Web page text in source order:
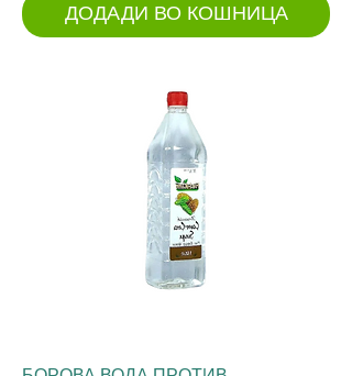
ДОДАДИ ВО КОШНИЦА